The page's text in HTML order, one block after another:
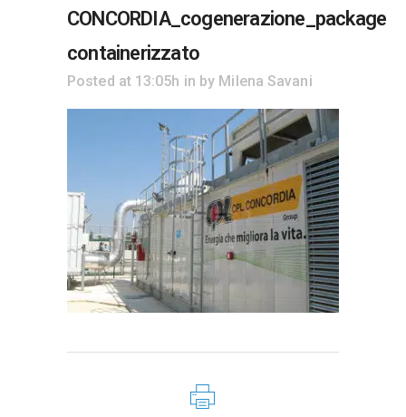
CONCORDIA_cogenerazione_package
containerizzato
Posted at 13:05h in by Milena Savani